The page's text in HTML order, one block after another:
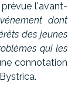
l'avant-
dont
des jeunes
qui les
connotation